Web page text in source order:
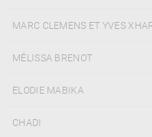
MARC CLEMENS ET YVES
MÉLISSA BRENOT
ELODIE MABIKA
CHADI